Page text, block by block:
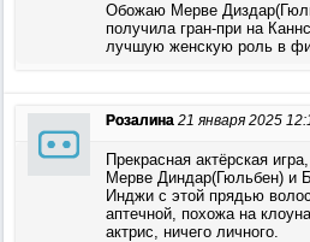
Обожаю Мерве
получила гран-при на
лучшую женскую роль в
Розалина 21 января 2025
Прекрасная актёрская
Мерве Диндар(Гюльбен) и
Инджи с этой прядью
аптечной, похожа на
актрис, ничего личного.